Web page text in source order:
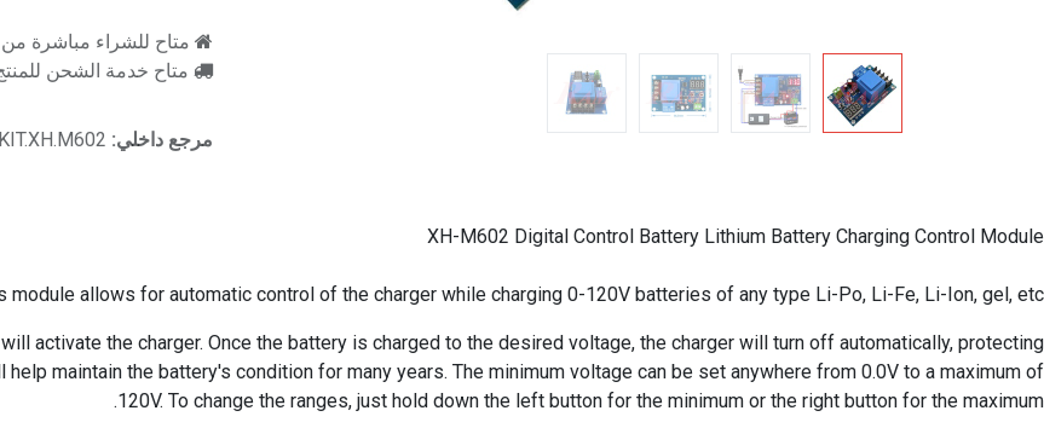
متاح للشراء مباشرة من
متاح خدمة الشحن للمنتج خلال 2-
مرجع داخلي: KIT.XH.M602
XH-M602 Digital Control Battery Lithium Battery Charging Control Module
module allows for automatic control of the charger while charging 0-120V batteries of any type Li-Po, Li-Fe, Li-Ion, gel, etc.
activate the charger. Once the battery is charged to the desired voltage, the charger will turn off automatically, protecting
maintain the battery's condition for many years. The minimum voltage can be set anywhere from 0.0V to a maximum of
120V. To change the ranges, just hold down the left button for the minimum or the right button for the maximum.